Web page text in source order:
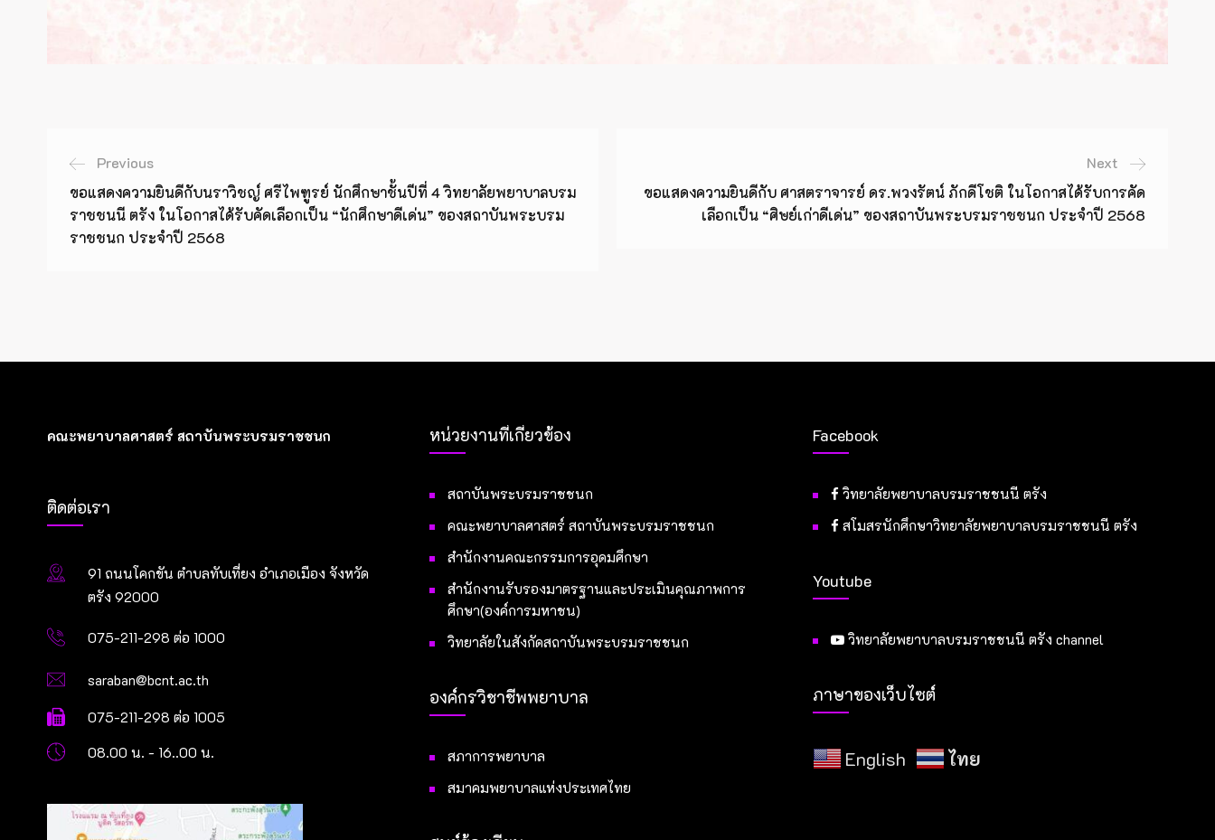
Previous
ขอแสดงความยินดีกับนราวิชญ์ ศรีไพฑูรย์ นักศึกษาชั้นปีที่ 4 วิทยาลัยพยาบาลบรม
ราชชนนี ตรัง ในโอกาสได้รับคัดเลือกเป็น “นักศึกษาดีเด่น” ของสถาบันพระบรม
ราชชนก ประจำปี 2568
Next
ขอแสดงความยินดีกับ ศาสตราจารย์ ดร.พวงรัตน์ ภักดีโชติ ในโอกาสได้รับการคัด
เลือกเป็น “ศิษย์เก่าดีเด่น” ของสถาบันพระบรมราชชนก ประจำปี 2568
คณะพยาบาลศาสตร์ สถาบันพระบรมราชชนก
ติดต่อเรา
91 ถนนโคกขัน ตำบลทับเที่ยง อำเภอเมือง จังหวัด
ตรัง 92000
075-211-298 ต่อ 1000
saraban@bcnt.ac.th
075-211-298 ต่อ 1005
08.00 น. - 16..00 น.
หน่วยงานที่เกี่ยวข้อง
สถาบันพระบรมราชชนก
คณะพยาบาลศาสตร์ สถาบันพระบรมราชชนก
สำนักงานคณะกรรมการอุดมศึกษา
สำนักงานรับรองมาตรฐานและประเมินคุณภาพการ
ศึกษา(องค์การมหาชน)
วิทยาลัยในสังกัดสถาบันพระบรมราชชนก
องค์กรวิชาชีพพยาบาล
สภาการพยาบาล
สมาคมพยาบาลแห่งประเทศไทย
Facebook
วิทยาลัยพยาบาลบรมราชชนนี ตรัง
สโมสรนักศึกษาวิทยาลัยพยาบาลบรมราชชนนี ตรัง
Youtube
วิทยาลัยพยาบาลบรมราชชนนี ตรัง channel
ภาษาของเว็บไซต์
English ไทย